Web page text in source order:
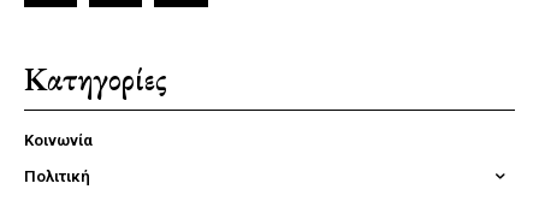
Κατηγορίες
Κοινωνία
Πολιτική